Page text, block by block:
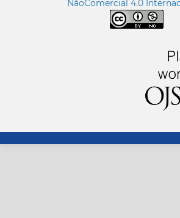
NãoComercial 4.0